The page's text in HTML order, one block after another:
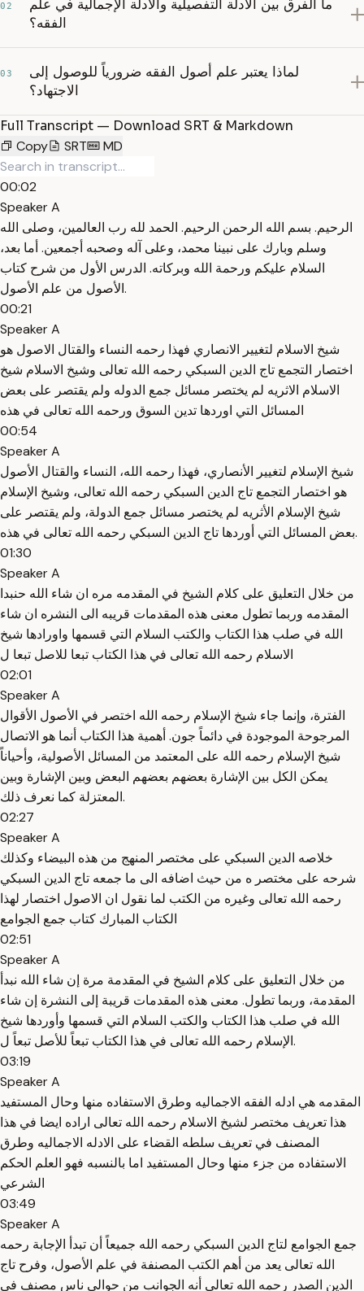
02
ما الفرق بين الأدلة التفصيلية والأدلة الإجمالية في علم
الفقه؟
03
لماذا يعتبر علم أصول الفقه ضرورياً للوصول إلى
الاجتهاد؟
Full Transcript — Download SRT & Markdown
Copy
SRT MD
00:02
Speaker A
الرحيم. بسم الله الرحمن الرحيم. الحمد لله رب العالمين، وصلى الله
وسلم وبارك على نبينا محمد، وعلى آله وصحبه أجمعين. أما بعد،
السلام عليكم ورحمة الله وبركاته. الدرس الأول من شرح كتاب
الأصول من علم الأصول.
00:21
Speaker A
شيخ الاسلام لتغيير الانصاري فهذا رحمه النساء والقتال الاصول هو
اختصار التجمع تاج الدين السبكي رحمه الله تعالى وشيخ الاسلام شيخ
الاسلام الاثريه لم يختصر مسائل جمع الدوله ولم يقتصر على بعض
المسائل التي اوردها تدين السوق ورحمه الله تعالى في هذه
00:54
Speaker A
شيخ الإسلام لتغيير الأنصاري، فهذا رحمه الله، النساء والقتال الأصول
هو اختصار التجمع تاج الدين السبكي رحمه الله تعالى، وشيخ الإسلام
شيخ الإسلام الأثريه لم يختصر مسائل جمع الدولة، ولم يقتصر على
بعض المسائل التي أوردها تاج الدين السبكي رحمه الله تعالى في هذه.
01:30
Speaker A
من خلال التعليق على كلام الشيخ في المقدمه مره ان شاء الله حنبدا
المقدمه وربما تطول معنى هذه المقدمات قريبه الى النشره ان شاء
الله في صلب هذا الكتاب والكتب السلام التي قسمها واورادها شيخ
الاسلام رحمه الله تعالى في هذا الكتاب تبعا للاصل تبعا ل
02:01
Speaker A
الفترة، وإنما جاء شيخ الإسلام رحمه الله اختصر في الأصول الأقوال
المرجوحة الموجودة في دائماً جون. أهمية هذا الكتاب أنما هو الاتصال
شيخ الإسلام رحمه الله على المعتمد من المسائل الأصولية، وأحياناً
يمكن الكل بين الإشارة بعضهم بعضهم البعض وبين الإشارة وبين
المعتزلة كما نعرف ذلك.
02:27
Speaker A
خلاصه الدين السبكي على مختصر المنهج من هذه البيضاء وكذلك
شرحه على مختصر ه من حيث اضافه الى ما جمعه تاج الدين السبكي
رحمه الله تعالى وغيره من الكتب لما نقول ان الاصول اختصار لهذا
الكتاب المبارك كتاب جمع الجوامع
02:51
Speaker A
من خلال التعليق على كلام الشيخ في المقدمة مرة إن شاء الله نبدأ
المقدمة، وربما تطول. معنى هذه المقدمات قريبة إلى النشرة إن شاء
الله في صلب هذا الكتاب والكتب السلام التي قسمها وأوردها شيخ
الإسلام رحمه الله تعالى في هذا الكتاب تبعاً للأصل تبعاً ل.
03:19
Speaker A
المقدمه هي ادله الفقه الاجماليه وطرق الاستفاده منها وحال المستفيد
هذا تعريف مختصر لشيخ الاسلام رحمه الله تعالى اراده ايضا في هذا
المصنف في تعريف سلطه القضاء على الادله الاجماليه وطرق
الاستفاده من جزء منها وحال المستفيد اما بالنسبه فهو العلم الحكم
الشرعي
03:49
Speaker A
جمع الجوامع لتاج الدين السبكي رحمه الله جميعاً أن تبدأ الإجابة رحمه
الله تعالى يعد من أهم الكتب المصنفة في علم الأصول، وفرح تاج
الدين الصدر رحمه الله تعالى أنه الجوانب من حوالي ناس مصنف في